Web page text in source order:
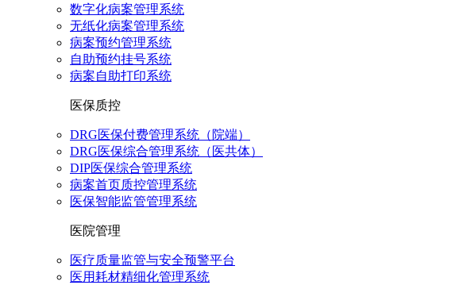
数字化病案管理系统
无纸化病案管理系统
病案预约管理系统
自助预约挂号系统
病案自助打印系统
医保质控
DRG医保付费管理系统（院端）
DRG医保综合管理系统（医共体）
DIP医保综合管理系统
病案首页质控管理系统
医保智能监管管理系统
医院管理
医疗质量监管与安全预警平台
医用耗材精细化管理系统